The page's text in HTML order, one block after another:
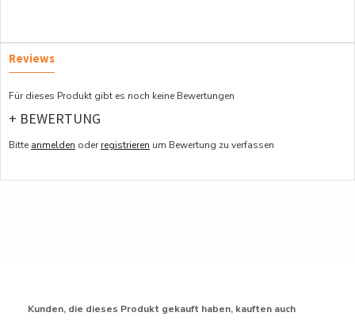
Reviews
Für dieses Produkt gibt es noch keine Bewertungen
+ BEWERTUNG
Bitte anmelden oderregistrieren um Bewertung zu verfassen
Kunden, die dieses Produkt gekauft haben, kauften auch